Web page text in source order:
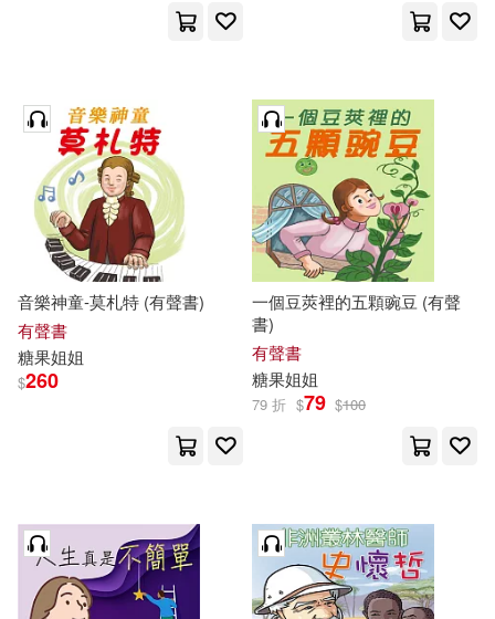
音樂神童-莫札特 (有聲書)
有聲書
糖果姐姐
$260
一個豆莢裡的五顆豌豆 (有聲
書)
有聲書
糖果姐姐
79 折 $79 $100